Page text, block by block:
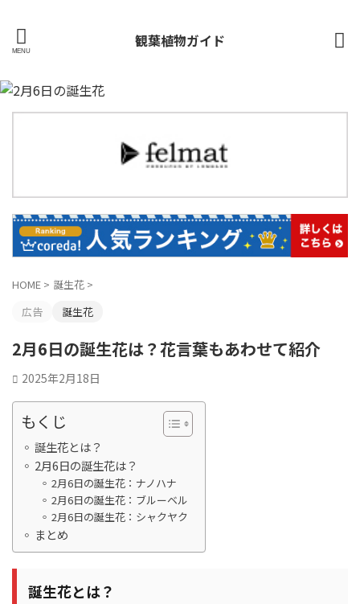
観葉植物ガイド
HOME > 誕生花 >
広告
誕生花
2月6日の誕生花は？花言葉もあわせて紹介
2025年2月18日
もくじ
誕生花とは？
2月6日の誕生花は？
2月6日の誕生花：ナノハナ
2月6日の誕生花：ブルーベル
2月6日の誕生花：シャクヤク
まとめ
誕生花とは？